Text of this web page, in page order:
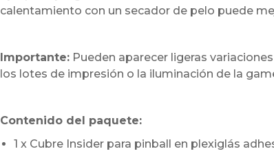
calentamiento con un secador de pelo puede
Importante:Pueden aparecer ligeras
los lotes de impresión o la iluminación de la
Contenido del paquete:
1 x Cubre Insider para pinball en plexiglás